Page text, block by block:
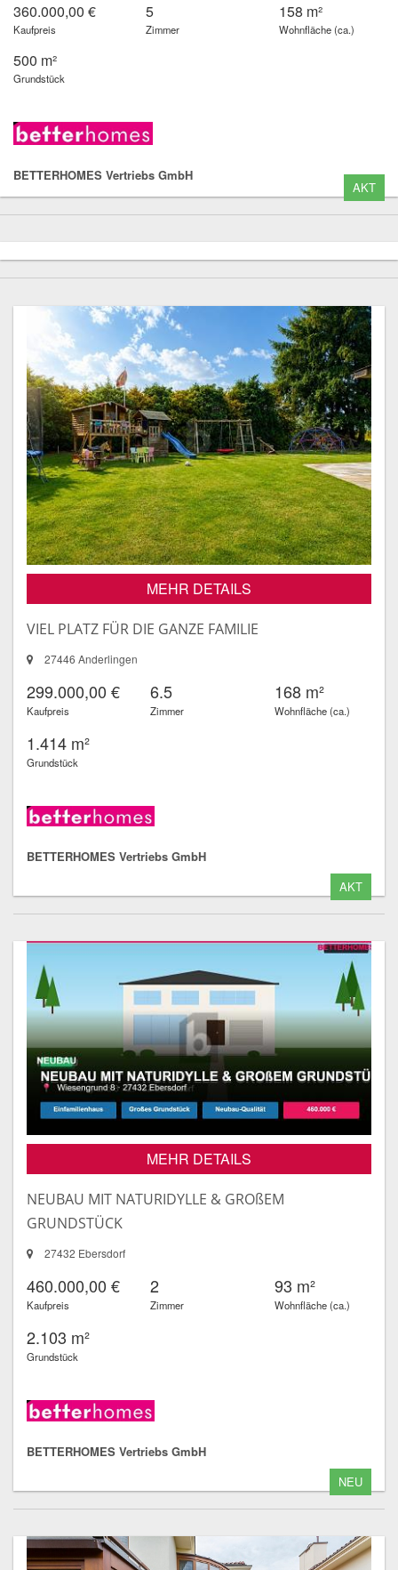
360.000,00 €
Kaufpreis
5
Zimmer
158 m²
Wohnfläche (ca.)
500 m²
Grundstück
BETTERHOMES Vertriebs GmbH
AKT
MEHR DETAILS
VIEL PLATZ FÜR DIE GANZE FAMILIE
27446 Anderlingen
299.000,00 €
Kaufpreis
6.5
Zimmer
168 m²
Wohnfläche (ca.)
1.414 m²
Grundstück
BETTERHOMES Vertriebs GmbH
AKT
MEHR DETAILS
NEUBAU MIT NATURIDYLLE & GROßEM
GRUNDSTÜCK
27432 Ebersdorf
460.000,00 €
Kaufpreis
2
Zimmer
93 m²
Wohnfläche (ca.)
2.103 m²
Grundstück
BETTERHOMES Vertriebs GmbH
NEU